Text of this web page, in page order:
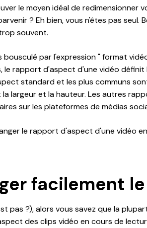
le moyen idéal de redimensionner
? Eh bien, vous n'êtes pas seul.
souvent.
par l'expression " format
le rapport d'aspect d'une vidéo
standard et les plus communs sont
largeur et la hauteur. Les autres
sur les plateformes de médias
le rapport d'aspect d'une vidéo
facilement
pas ?), alors vous savez que la
des clips vidéo en cours de